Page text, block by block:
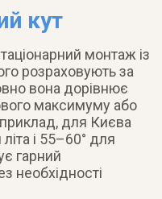
кут
монтаж із
розраховують за
вона дорівнює
максимуму або
для Києва
і 55–60° для
гарний
необхідності